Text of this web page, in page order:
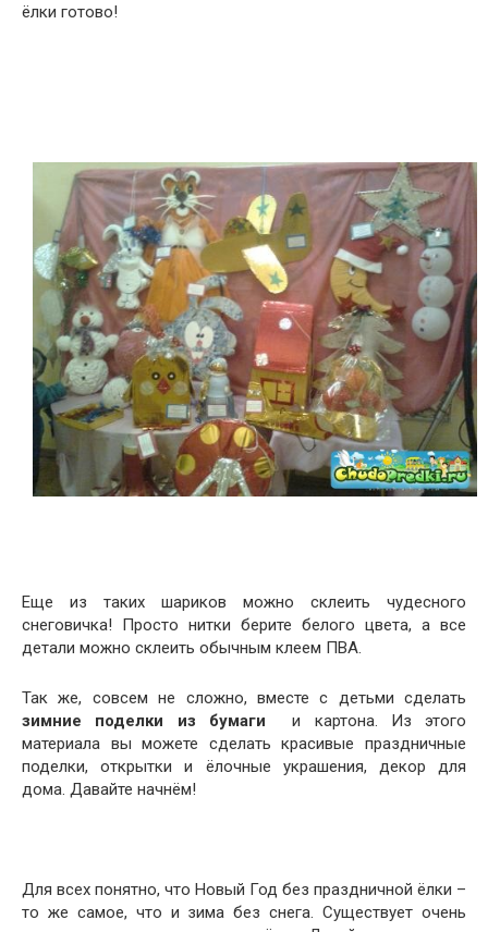
ёлки готово!
Еще из таких шариков можно склеить чудесного
снеговичка! Просто нитки берите белого цвета, а все
детали можно склеить обычным клеем ПВА.
Так же, совсем не сложно, вместе с детьми сделать
зимние поделки из бумаги
и картона. Из этого
материала вы можете сделать красивые праздничные
поделки, открытки и ёлочные украшения, декор для
дома. Давайте начнём!
Для всех понятно, что Новый Год без праздничной ёлки –
то же самое, что и зима без снега. Существует очень